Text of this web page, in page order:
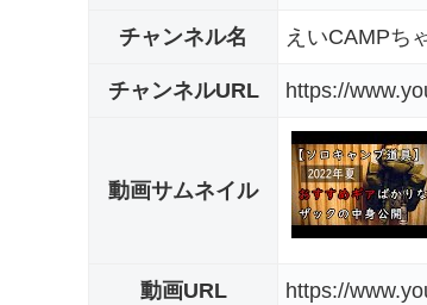
チャンネル名 えいCAMPち
チャンネルURL https://
動画サムネイル
動画URL https://